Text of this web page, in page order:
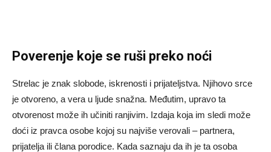
Poverenje koje se ruši preko noći
Strelac je znak slobode, iskrenosti i prijateljstva. Njihovo srce
je otvoreno, a vera u ljude snažna. Međutim, upravo ta
otvorenost može ih učiniti ranjivim. Izdaja koja im sledi može
doći iz pravca osobe kojoj su najviše verovali – partnera,
prijatelja ili člana porodice. Kada saznaju da ih je ta osoba